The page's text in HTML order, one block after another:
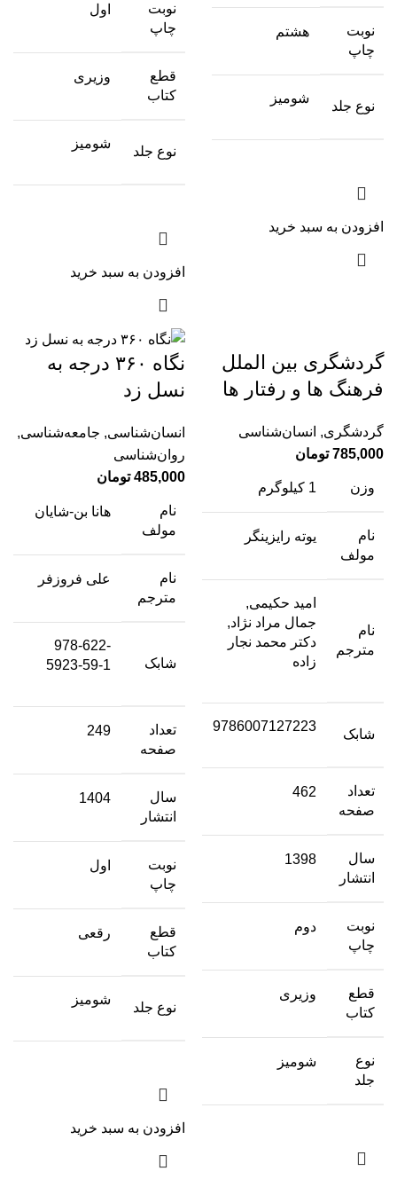
نوبت
چاپ
هشتم
نوع جلد
شومیز
افزودن به سبد خرید
نوبت
چاپ
اول
قطع
کتاب
وزیری
نوع جلد
شومیز
افزودن به سبد خرید
گردشگری بین الملل
فرهنگ ها و رفتار ها
گردشگری, انسان‌شناسی
785,000 تومان
وزن 1 کیلوگرم
نام
مولف
یوته رایزینگر
نام
مترجم
امید حکیمی,
جمال مراد نژاد,
دکتر محمد نجار
زاده
شابک
9786007127223
تعداد
صفحه
462
سال
انتشار
1398
نوبت
چاپ
دوم
قطع
کتاب
وزیری
نوع
جلد
شومیز
نگاه ۳۶۰ درجه به
نسل زد
انسان‌شناسی, جامعه‌شناسی,
روان‌شناسی
485,000 تومان
نام
مولف
هانا بن-شایان
نام
مترجم
علی فروزفر
شابک
978-622-
5923-59-1
تعداد
صفحه
249
سال
انتشار
1404
نوبت
چاپ
اول
قطع
کتاب
رقعی
نوع جلد
شومیز
افزودن به سبد خرید